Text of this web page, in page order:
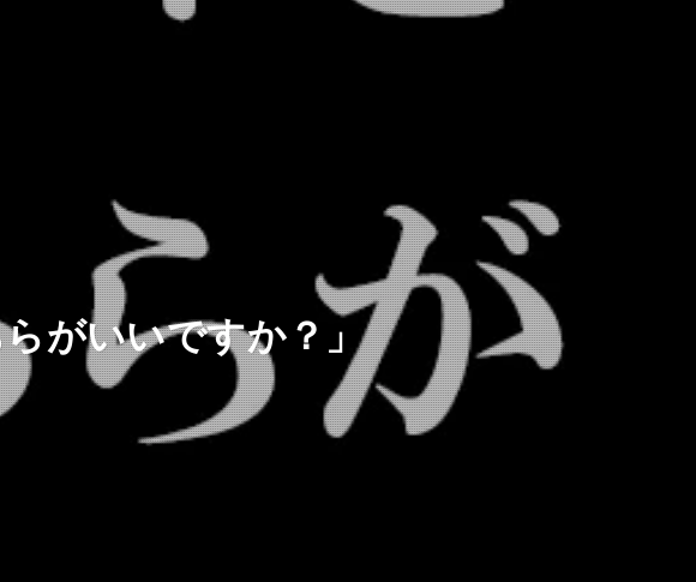
がいいですか？」